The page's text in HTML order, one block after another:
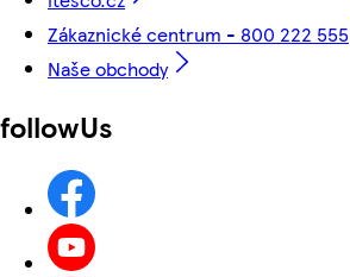
Zákaznické centrum - 800 222 555
Naše obchody
followUs